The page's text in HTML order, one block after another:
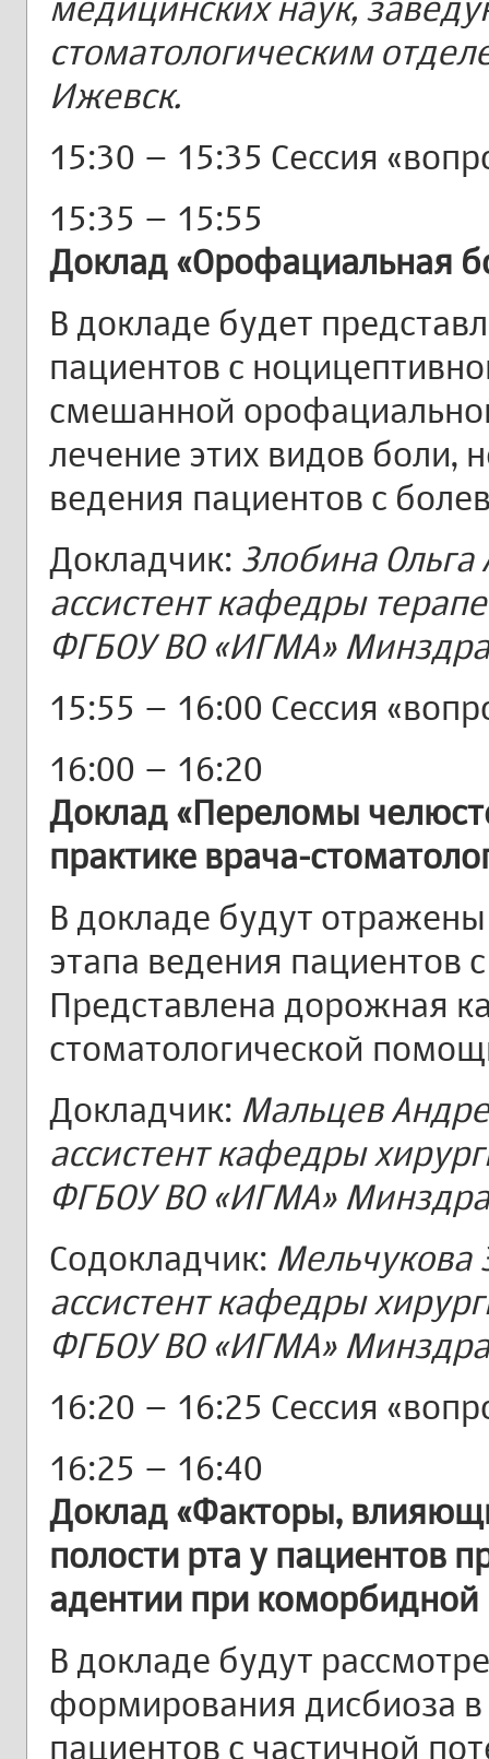
стоматологическим
Ижевск.
15:30 – 15:35 Сессия
15:35 – 15:55
Доклад «Орофациальная
В докладе будет
пациентов с
смешанной
лечение этих видов боли,
ведения пациентов с
Докладчик: Злобина
ассистент кафедры
ФГБОУ ВО «ИГМА»
15:55 – 16:00 Сессия
16:00 – 16:20
Доклад «Переломы
практике врача-
В докладе будут
этапа ведения пациентов
Представлена дорожная
стоматологической
Докладчик: Мальцев
ассистент кафедры
ФГБОУ ВО «ИГМА»
Содокладчик: Мельчукова
ассистент кафедры
ФГБОУ ВО «ИГМА»
16:20 – 16:25 Сессия
16:25 – 16:40
Доклад «Факторы,
полости рта у пациентов
адентии при коморбидной
В докладе будут
формирования дисбиоза
пациентов с частичной